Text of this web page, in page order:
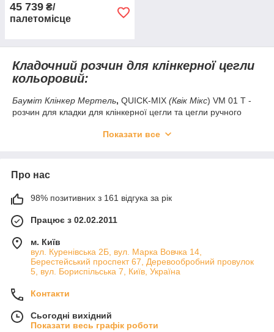
45 739 ₴/
палетомісце
Кладочний розчин для клінкерної цегли
кольоровий:
Бауміт Клінкер Мертель, QUICK-MIX (Квік Мікс) VM 01 T -
розчин для кладки для клінкерної цегли та цегли ручного
властивість трасового цементу в кладочних розчинах - не
Коричневий
Світло-сірий
Темно-сірий
Чорний
Показати все
Про нас
98% позитивних з 161 відгука за рік
Працює з 02.02.2011
м. Київ
вул. Куренівська 2Б, вул. Марка Вовчка 14,
Берестейський проспект 67, Деревообробний провулок
5, вул. Бориспільська 7, Київ, Україна
Контакти
Сьогодні вихідний
Показати весь графік роботи